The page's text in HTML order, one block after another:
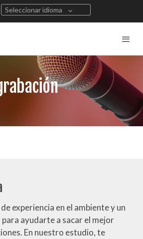
Seleccionar idioma
experiencia en el ambiente y un
ayudarte a sacar el mejor
En nuestro estudio, te